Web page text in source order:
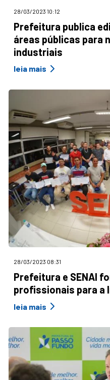
28/03/2023 10:12
Prefeitura publica
áreas públicas para
industriais
leia mais
28/03/2023 08:31
Prefeitura e SENAI
profissionais para a
leia mais